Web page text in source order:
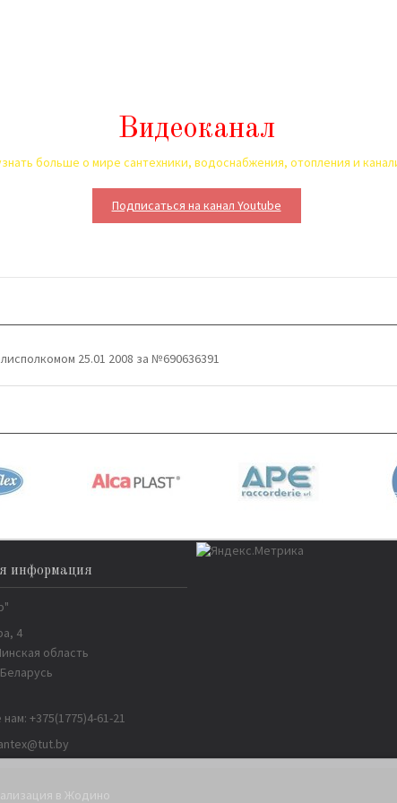
Видеоканал
больше о мире сантехники, водоснабжения, отопления и
Подписаться на канал Youtube
25.01 2008 за №690636391
информация
4
область
нам: +375(1775)4-61-21
в Жодино